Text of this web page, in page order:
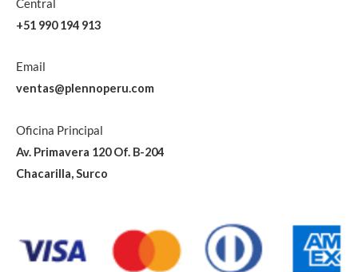
Central
+51 990 194 913
Email
ventas@plennoperu.com
Oficina Principal
Av. Primavera 120 Of. B-204
Chacarilla, Surco